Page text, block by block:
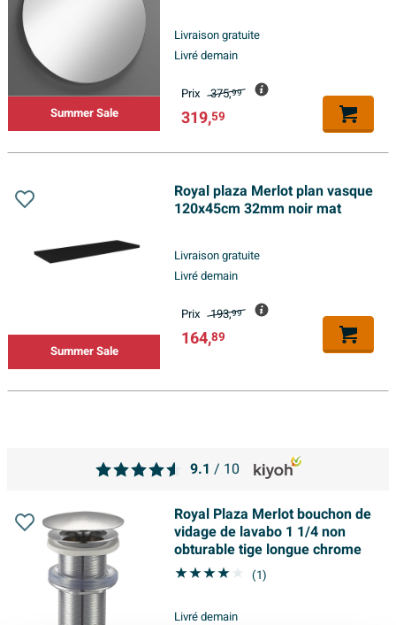
Summer Sale
Livraison gratuite
Livré demain
Prix 375,99
319,59
Summer Sale
Royal plaza Merlot plan vasque
120x45cm 32mm noir mat
Livraison gratuite
Livré demain
Prix 193,99
164,89
Royal Plaza Merlot bouchon de
vidage de lavabo 1 1/4 non
obturable tige longue chrome
(1)
Livré demain
9.1 / 10